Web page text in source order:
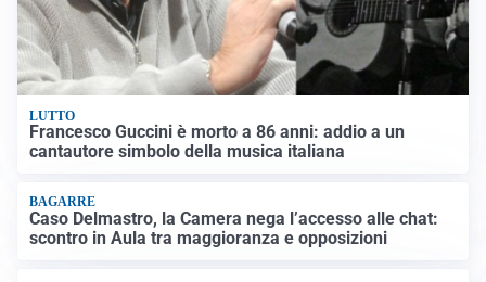
LUTTO
Francesco Guccini è morto a 86 anni: addio a un
cantautore simbolo della musica italiana
BAGARRE
Caso Delmastro, la Camera nega l’accesso alle chat:
scontro in Aula tra maggioranza e opposizioni